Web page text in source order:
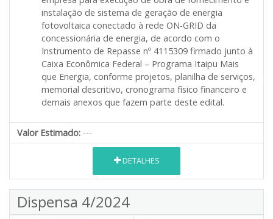
instalação de sistema de geração de energia
fotovoltaica conectado à rede ON-GRID da
concessionária de energia, de acordo com o
Instrumento de Repasse nº 4115309 firmado junto à
Caixa Econômica Federal – Programa Itaipu Mais
que Energia, conforme projetos, planilha de serviços,
memorial descritivo, cronograma físico financeiro e
demais anexos que fazem parte deste edital.
Valor Estimado: ---
DETALHES
Dispensa 4/2024